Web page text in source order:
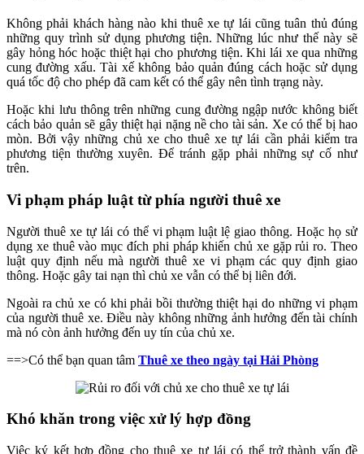
Không phải khách hàng nào khi thuê xe tự lái cũng tuân thủ đúng
những quy trình sử dụng phương tiện. Những lúc như thế này sẽ
gây hỏng hóc hoặc thiệt hại cho phương tiện. Khi lái xe qua những
cung đường xấu. Tài xế không bảo quản đúng cách hoặc sử dụng
quá tốc độ cho phép đã cam kết có thể gây nên tình trạng này.
Hoặc khi lưu thông trên những cung đường ngập nước không biết
cách bảo quản sẽ gây thiệt hại nặng nề cho tài sản. Xe có thể bị hao
mòn. Bởi vậy những chủ xe cho thuê xe tự lái cần phải kiểm tra
phương tiện thường xuyên. Để tránh gặp phải những sự cố như
trên.
Vi phạm pháp luật từ phía người thuê xe
Người thuê xe tự lái có thể vi phạm luật lệ giao thông. Hoặc họ sử
dụng xe thuê vào mục đích phi pháp khiến chủ xe gặp rủi ro. Theo
luật quy định nếu mà người thuê xe vi phạm các quy định giao
thông. Hoặc gây tai nạn thì chủ xe vẫn có thể bị liên đới.
Ngoài ra chủ xe có khi phải bồi thường thiệt hại do những vi phạm
của người thuê xe. Điều này không những ảnh hưởng đến tài chính
mà nó còn ảnh hưởng đến uy tín của chủ xe.
==>Có thể bạn quan tâm Thuê xe theo ngày tại Hải Phòng
Khó khăn trong việc xử lý hợp đồng
Việc ký kết hợp đồng cho thuê xe tự lái có thể trở thành vấn đề